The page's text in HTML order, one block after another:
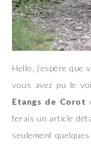
Hello, j’espère que
vous avez pu le
Etangs de Corot
ferais un article
seulement